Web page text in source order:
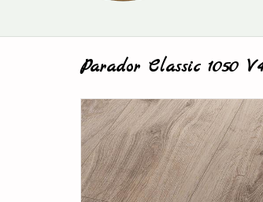
Parador Classic 1050